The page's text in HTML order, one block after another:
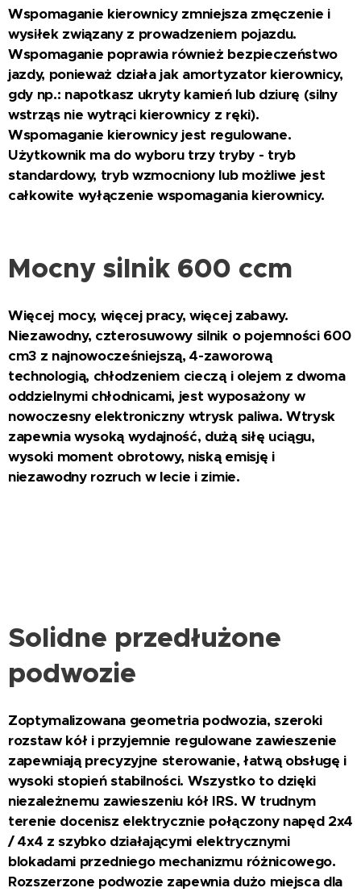
Wspomaganie kierownicy zmniejsza zmęczenie i
wysiłek związany z prowadzeniem pojazdu.
Wspomaganie poprawia również bezpieczeństwo
jazdy, ponieważ działa jak amortyzator kierownicy,
gdy np.: napotkasz ukryty kamień lub dziurę (silny
wstrząs nie wytrąci kierownicy z ręki).
Wspomaganie kierownicy jest regulowane.
Użytkownik ma do wyboru trzy tryby - tryb
standardowy, tryb wzmocniony lub możliwe jest
całkowite wyłączenie wspomagania kierownicy.
Mocny silnik 600 ccm
Więcej mocy, więcej pracy, więcej zabawy.
Niezawodny, czterosuwowy silnik o pojemności 600
cm3 z najnowocześniejszą, 4-zaworową
technologią, chłodzeniem cieczą i olejem z dwoma
oddzielnymi chłodnicami, jest wyposażony w
nowoczesny elektroniczny wtrysk paliwa. Wtrysk
zapewnia wysoką wydajność, dużą siłę uciągu,
wysoki moment obrotowy, niską emisję i
niezawodny rozruch w lecie i zimie.
Solidne przedłużone
podwozie
Zoptymalizowana geometria podwozia, szeroki
rozstaw kół i przyjemnie regulowane zawieszenie
zapewniają precyzyjne sterowanie, łatwą obsługę i
wysoki stopień stabilności. Wszystko to dzięki
niezależnemu zawieszeniu kół IRS. W trudnym
terenie docenisz elektrycznie połączony napęd 2x4
/ 4x4 z szybko działającymi elektrycznymi
blokadami przedniego mechanizmu różnicowego.
Rozszerzone podwozie zapewnia dużo miejsca dla